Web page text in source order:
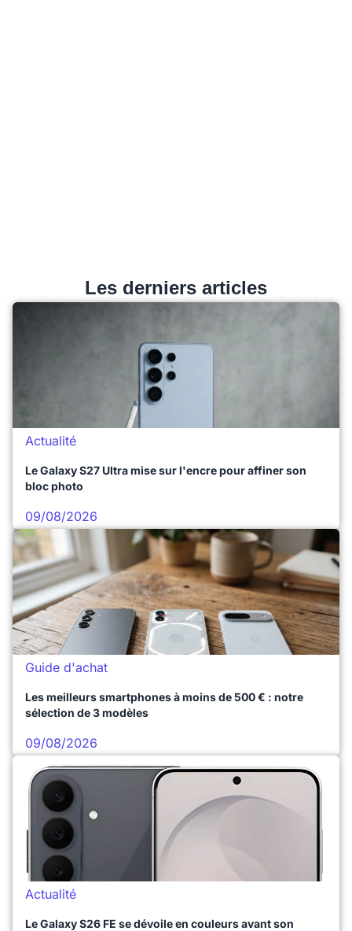
Les derniers articles
Actualité
Le Galaxy S27 Ultra mise sur l'encre pour affiner son
bloc photo
09/08/2026
Guide d'achat
Les meilleurs smartphones à moins de 500 € : notre
sélection de 3 modèles
09/08/2026
Actualité
Le Galaxy S26 FE se dévoile en couleurs avant son